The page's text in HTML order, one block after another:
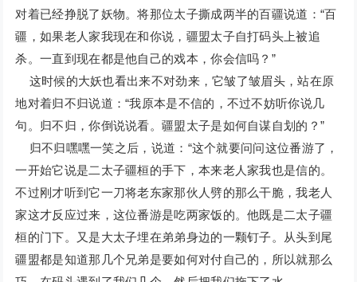
对着已经挣脱了妖物。将那位太子撕成两半的百疆说道：“百
疆，如果老人家我现在和你说，疆盟太子自打码头上被追
杀。一直到现在都是他自己的戏本，你会信吗？”
这时候的大妖也看出来不对劲来，它皱了皱眉头，站在原
地对着归不归说道：“我原本是不信的，不过不妨听你说几
句。归不归，你倒说说看。疆盟太子是如何自谋自划的？”
归不归嘿嘿一笑之后，说道：“这个就要问问这位番游了，
一开始它说是二太子疆桓的手下，本来老人家我也是信的。
不过刚才听到它一刀将老东家那伙人劈的那么干脆，我老人
家这才反应过来，这位番游是吃两家饭的。他既是二太子疆
桓的门下。又是大太子埋在弟弟身边的一颗钉子。从头到尾
疆盟都是知道那几个兄弟是要如何对付自己的，所以就那么